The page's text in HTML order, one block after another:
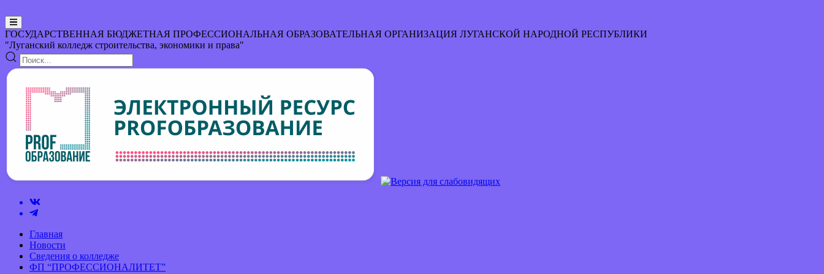
ГОСУДАРСТВЕННАЯ БЮДЖЕТНАЯ ПРОФЕССИОНАЛЬНАЯ ОБРАЗОВАТЕЛЬНАЯ ОРГАНИЗАЦИЯ ЛУГАНСКОЙ НАРОДНОЙ РЕСПУБЛИКИ
"Луганский колледж строительства, экономики и права"
Главная
Новости
Сведения о колледже
ФП “ПРОФЕССИОНАЛИТЕТ”